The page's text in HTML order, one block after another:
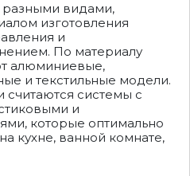
видами,
изготовления
и
По материалу
алюминиевые,
и текстильные модели.
системы с
и
которые оптимально
кухне, ванной комнате,